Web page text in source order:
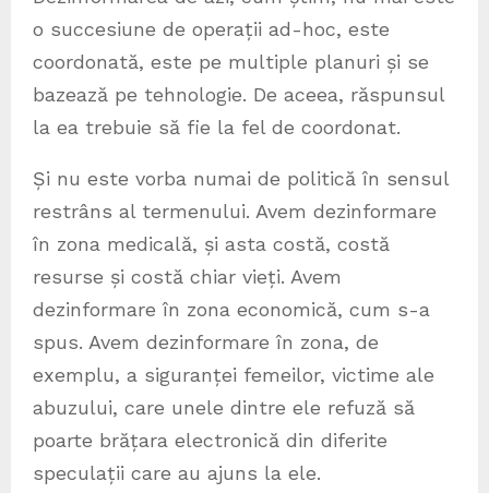
o succesiune de operații ad-hoc, este
coordonată, este pe multiple planuri și se
bazează pe tehnologie. De aceea, răspunsul
la ea trebuie să fie la fel de coordonat.
Și nu este vorba numai de politică în sensul
restrâns al termenului. Avem dezinformare
în zona medicală, și asta costă, costă
resurse și costă chiar vieți. Avem
dezinformare în zona economică, cum s-a
spus. Avem dezinformare în zona, de
exemplu, a siguranței femeilor, victime ale
abuzului, care unele dintre ele refuză să
poarte brățara electronică din diferite
speculații care au ajuns la ele.